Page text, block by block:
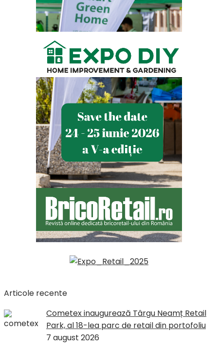
Articole recente
Cometex inaugurează Târgu Neamț Retail
Park, al 18-lea parc de retail din portofoliu
7 august 2026